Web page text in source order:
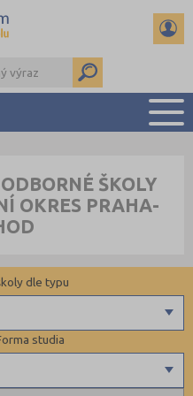
PŘÍPRAVA NA PŘIJÍMAČKY
KALENDÁŘ AKCÍ
DALŠÍ DRUHY ŠKOL
ŠKOLY
OKRES PRAHA-
studia
dle typu